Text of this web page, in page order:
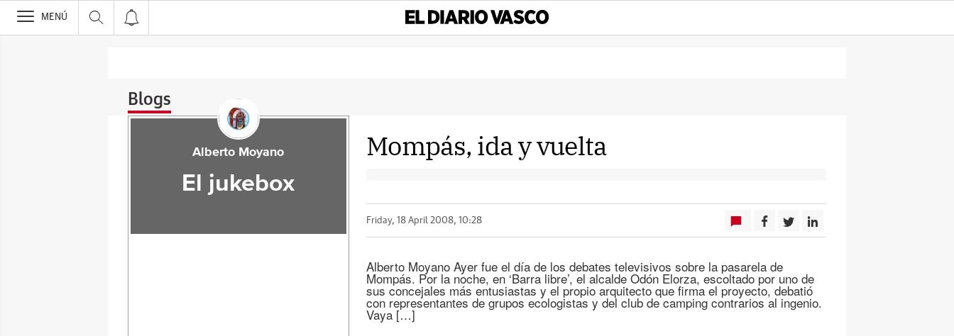
>
MENÚ
Blogs
Mompás, ida y vuelta
Friday, 18 April 2008, 10:28
Alberto Moyano Ayer fue el día de los debates televisivos sobre la pasarela de
Mompás. Por la noche, en ‘Barra libre’, el alcalde Odón Elorza, escoltado por uno de
sus concejales más entusiastas y el propio arquitecto que firma el proyecto, debatió
con representantes de grupos ecologistas y del club de camping contrarios al ingenio.
Vaya […]
Alberto Moyano
El jukebox